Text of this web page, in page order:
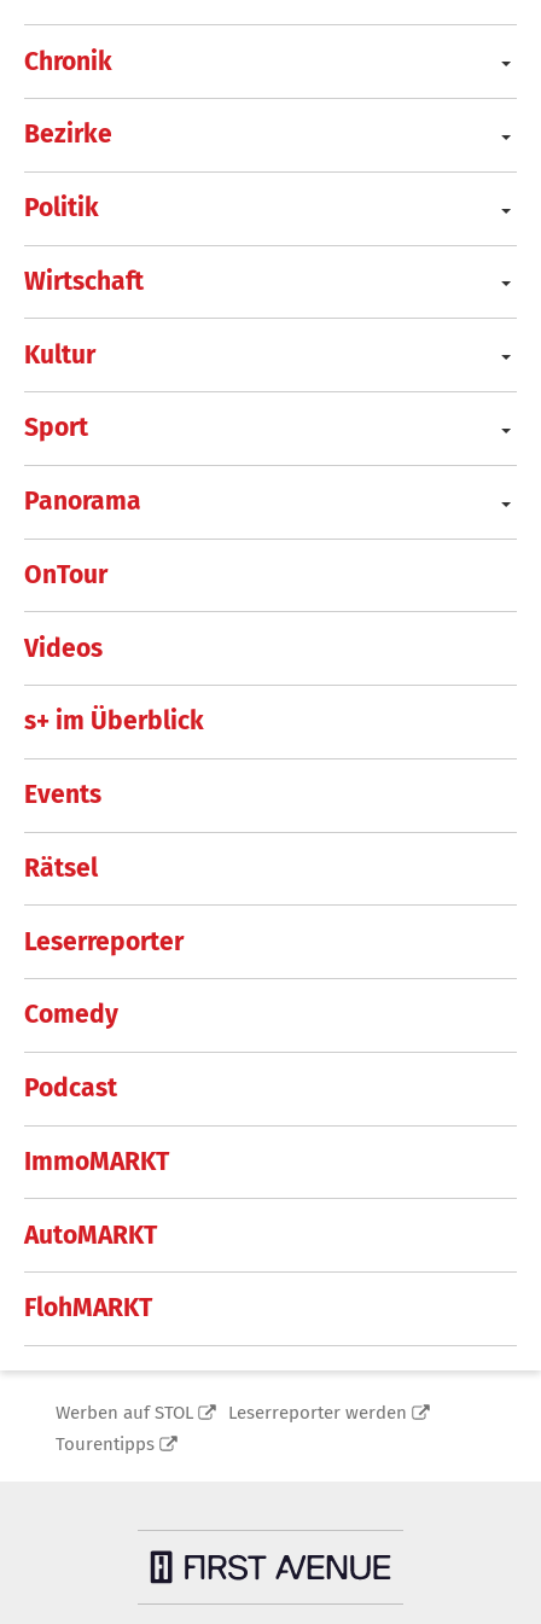
Chronik
Bezirke
Politik
Wirtschaft
Kultur
Sport
Panorama
OnTour
Videos
s+ im Überblick
Events
Rätsel
Leserreporter
Comedy
Podcast
ImmoMARKT
AutoMARKT
FlohMARKT
Werben auf STOL
Leserreporter werden
Tourentipps